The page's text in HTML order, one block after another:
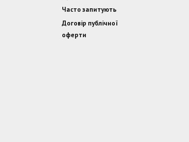
Часто запитують
Договір публічної
оферти